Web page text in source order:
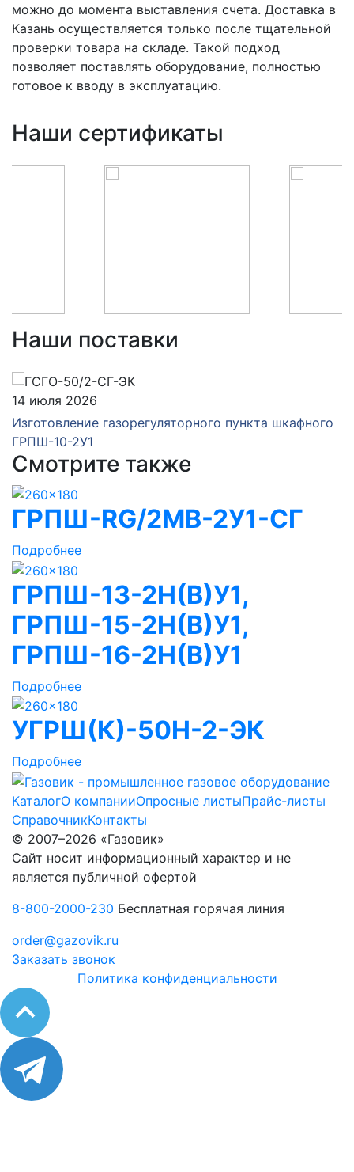
можно до момента выставления счета. Доставка в
Казань осуществляется только после тщательной
проверки товара на складе. Такой подход
позволяет поставлять оборудование, полностью
готовое к вводу в эксплуатацию.
Наши сертификаты
Наши поставки
14 июля 2026
Изготовление газорегуляторного пункта шкафного
ГРПШ-10-2У1
Смотрите также
ГРПШ-RG/2MB-2У1-СГ
Подробнее
ГРПШ-13-2Н(В)У1,
ГРПШ-15-2Н(В)У1,
ГРПШ-16-2Н(В)У1
Подробнее
УГРШ(К)-50Н-2-ЭК
Подробнее
КаталогО компанииОпросные листыПрайс-листы
СправочникКонтакты
© 2007–2026 «Газовик»
Сайт носит информационный характер и не
является публичной офертой
8-800-2000-230 Бесплатная горячая линия
order@gazovik.ru
Заказать звонок
Политика конфиденциальности